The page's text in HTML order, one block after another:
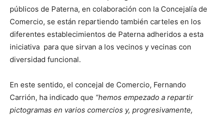
públicos de Paterna, en colaboración con la Concejalía de
Comercio, se están repartiendo también carteles en los
diferentes establecimientos de Paterna adheridos a esta
iniciativa para que sirvan a los vecinos y vecinas con
diversidad funcional.
En este sentido, el concejal de Comercio, Fernando
Carrión, ha indicado que “hemos empezado a repartir
pictogramas en varios comercios y, progresivamente,